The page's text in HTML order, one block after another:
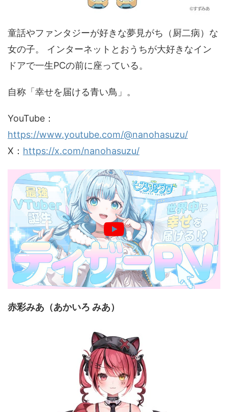
童話やファンタジーが好きな夢見がち（厨二病）な
女の子。 インターネットとおうちが大好きなイン
ドアで一生PCの前に座っている。
自称「幸せを届ける青い鳥」。
YouTube：
https://www.youtube.com/@nanohasuzu/
X： https://x.com/nanohasuzu/
赤彩みあ（あかいろ みあ）